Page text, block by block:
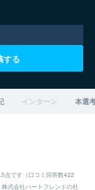
する
インターン 本選
点です（口コミ回答数422
式会社ハートフレンドの社